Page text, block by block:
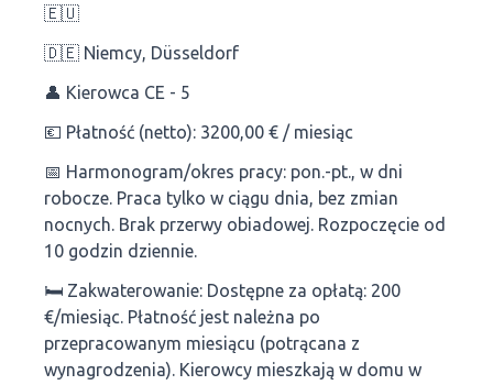
🇪🇺
🇩🇪 Niemcy, Düsseldorf
👤 Kierowca CE - 5
💶 Płatność (netto): 3200,00 € / miesiąc
📅 Harmonogram/okres pracy: pon.-pt., w dni
robocze. Praca tylko w ciągu dnia, bez zmian
nocnych. Brak przerwy obiadowej. Rozpoczęcie od
10 godzin dziennie.
🛏 Zakwaterowanie: Dostępne za opłatą: 200
€/miesiąc. Płatność jest należna po
przepracowanym miesiącu (potrącana z
wynagrodzenia). Kierowcy mieszkają w domu w